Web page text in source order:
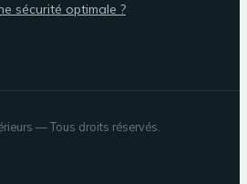
sécurité optimale ?
— Tous droits réservés.